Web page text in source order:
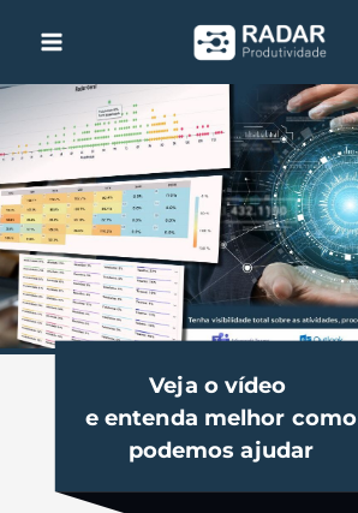
para
o
conteúdo
Veja o vídeo
e entenda melhor como
podemos ajudar